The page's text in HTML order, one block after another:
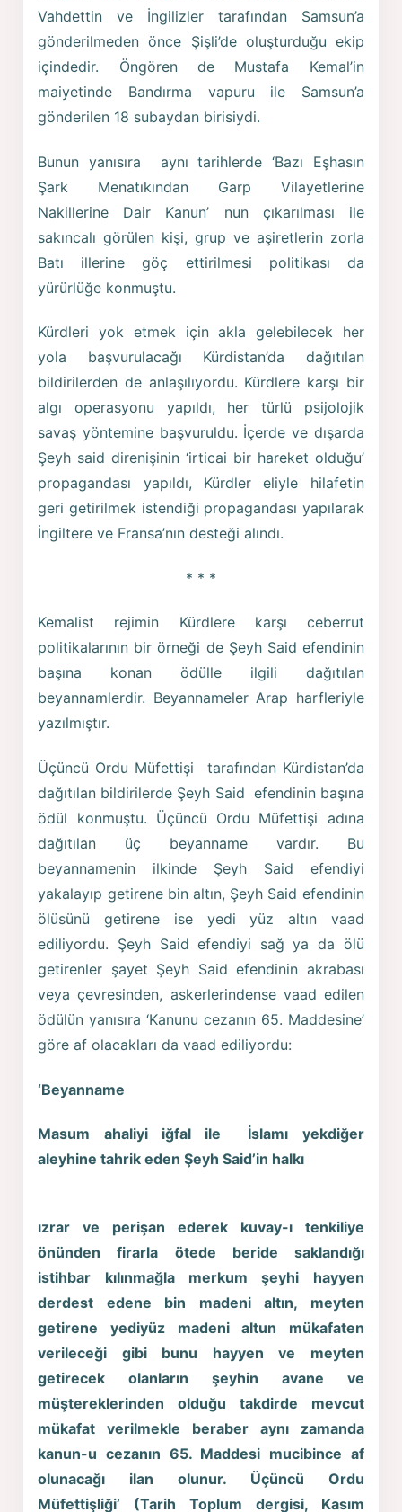
Vahdettin ve İngilizler tarafından Samsun’a
gönderilmeden önce Şişli’de oluşturduğu ekip
içindedir. Öngören de Mustafa Kemal’in
maiyetinde Bandırma vapuru ile Samsun’a
gönderilen 18 subaydan birisiydi.
Bunun yanısıra aynı tarihlerde ‘Bazı Eşhasın
Şark Menatıkından Garp Vilayetlerine
Nakillerine Dair Kanun’ nun çıkarılması ile
sakıncalı görülen kişi, grup ve aşiretlerin zorla
Batı illerine göç ettirilmesi politikası da
yürürlüğe konmuştu.
Kürdleri yok etmek için akla gelebilecek her
yola başvurulacağı Kürdistan’da dağıtılan
bildirilerden de anlaşılıyordu. Kürdlere karşı bir
algı operasyonu yapıldı, her türlü psijolojik
savaş yöntemine başvuruldu. İçerde ve dışarda
Şeyh said direnişinin ‘irticai bir hareket olduğu’
propagandası yapıldı, Kürdler eliyle hilafetin
geri getirilmek istendiği propagandası yapılarak
İngiltere ve Fransa’nın desteği alındı.
* * *
Kemalist rejimin Kürdlere karşı ceberrut
politikalarının bir örneği de Şeyh Said efendinin
başına konan ödülle ilgili dağıtılan
beyannamlerdir. Beyannameler Arap harfleriyle
yazılmıştır.
Üçüncü Ordu Müfettişi tarafından Kürdistan’da
dağıtılan bildirilerde Şeyh Said efendinin başına
ödül konmuştu. Üçüncü Ordu Müfettişi adına
dağıtılan üç beyanname vardır. Bu
beyannamenin ilkinde Şeyh Said efendiyi
yakalayıp getirene bin altın, Şeyh Said efendinin
ölüsünü getirene ise yedi yüz altın vaad
ediliyordu. Şeyh Said efendiyi sağ ya da ölü
getirenler şayet Şeyh Said efendinin akrabası
veya çevresinden, askerlerindense vaad edilen
ödülün yanısıra ‘Kanunu cezanın 65. Maddesine’
göre af olacakları da vaad ediliyordu:
‘Beyanname
Masum ahaliyi iğfal ile İslamı yekdiğer
aleyhine tahrik eden Şeyh Said’in halkı
ızrar ve perişan ederek kuvay-ı tenkiliye
önünden firarla ötede beride saklandığı
istihbar kılınmağla merkum şeyhi hayyen
derdest edene bin madeni altın, meyten
getirene yediyüz madeni altun mükafaten
verileceği gibi bunu hayyen ve meyten
getirecek olanların şeyhin avane ve
müştereklerinden olduğu takdirde mevcut
mükafat verilmekle beraber aynı zamanda
kanun-u cezanın 65. Maddesi mucibince af
olunacağı ilan olunur. Üçüncü Ordu
Müfettişliği’ (Tarih Toplum dergisi, Kasım